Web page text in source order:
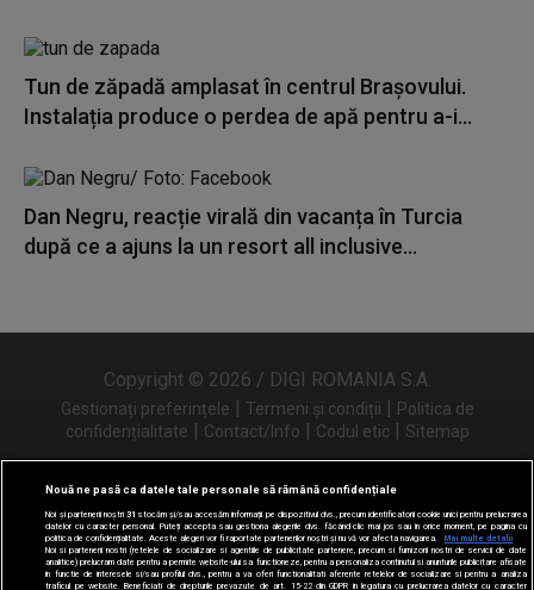
Tun de zăpadă amplasat în centrul Brașovului.
Instalația produce o perdea de apă pentru a-i...
Dan Negru, reacție virală din vacanța în Turcia
după ce a ajuns la un resort all inclusive...
Copyright © 2026 / DIGI ROMANIA S.A.
Gestionați preferințele | Termeni și condiții | Politica de
confidențialitate | Contact/Info | Codul etic | Sitemap
Urmărește-ne și pe
Nouă ne pasă ca datele tale personale să rămână confidențiale
Noi și partenerii noștri31 stocăm și/sau accesăm informații pe dispozitivul dvs., precum identificatorii cookie unici pentru prelucrarea
datelor cu caracter personal. Puteți accepta sau gestiona alegerile dvs. făcând clic mai jos sau în orice moment, pe pagina cu
politica de confidențialitate. Aceste alegeri vor fi raportate partenerilor noștri și nu vă vor afecta navigarea.
Mai multe detalii
Noi si partenerii nostri (retelele de socializare si agentiile de publicitate partenere, precum si furnizorii nostri de servicii de date
analitice) prelucram date pentru a permite website-ului sa functioneze, pentru a personaliza continutul si anunturile publicitare afisate
in functie de interesele si/sau profilul dvs., pentru a va oferi functionalitati aferente retelelor de socializare si pentru a analiza
traficul pe website. Beneficiati de drepturile prevazute de art. 15-22 din GDPR in legatura cu prelucrarea datelor cu caracter